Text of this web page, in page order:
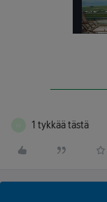
1 tykkää tästä